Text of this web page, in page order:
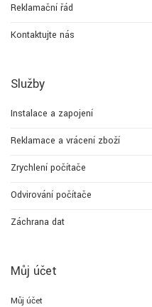
Reklamační řád
Kontaktujte nás
Služby
Instalace a zapojení
Reklamace a vrácení zboží
Zrychlení počítače
Odvirování počítače
Záchrana dat
Můj účet
Můj účet